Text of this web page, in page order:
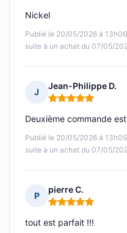
Publié le 20/05/2026 à 13h06
suite à un achat du 07/05/
Nickel
J
Jean-Philippe D.
Note : 5 sur 5
Publié le 20/05/2026 à 13h05
suite à un achat du 07/05/
Deuxième commande
P
pierre C.
Note : 5 sur 5
tout est parfait !!!